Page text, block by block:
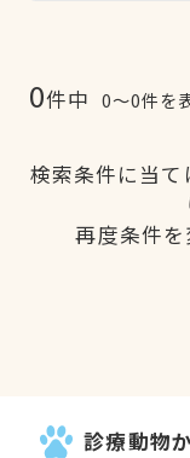
0件中 0〜0件を
検索条件に当
再度条件を
診療動物